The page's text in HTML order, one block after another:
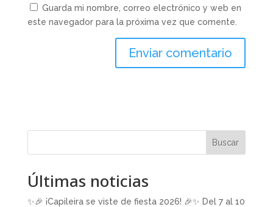
Guarda mi nombre, correo electrónico y web en
este navegador para la próxima vez que comente.
Buscar
Últimas noticias
✨🎉 ¡Capileira se viste de fiesta 2026! 🎉✨ Del 7 al 10